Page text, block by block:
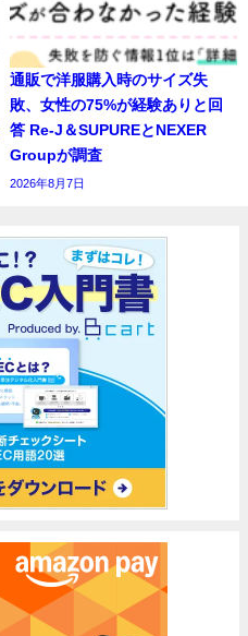
通販で洋服購入時のサイズ失
敗、女性の75%が経験ありと回
答 Re-J＆SUPUREとNEXER
Groupが調査
2026年8月7日